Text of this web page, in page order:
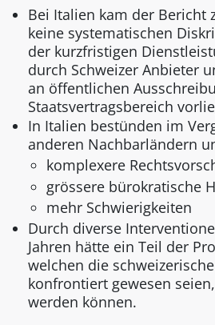
Bei Italien kam der Bericht
keine systematischen
der kurzfristigen
durch Schweizer Anbieter
an öffentlichen
Staatsvertragsbereich
In Italien bestünden im
anderen Nachbarländern
komplexere
grössere bürokratische
mehr Schwierigkeiten
Durch diverse
Jahren hätte ein Teil der
welchen die
konfrontiert gewesen
werden können.